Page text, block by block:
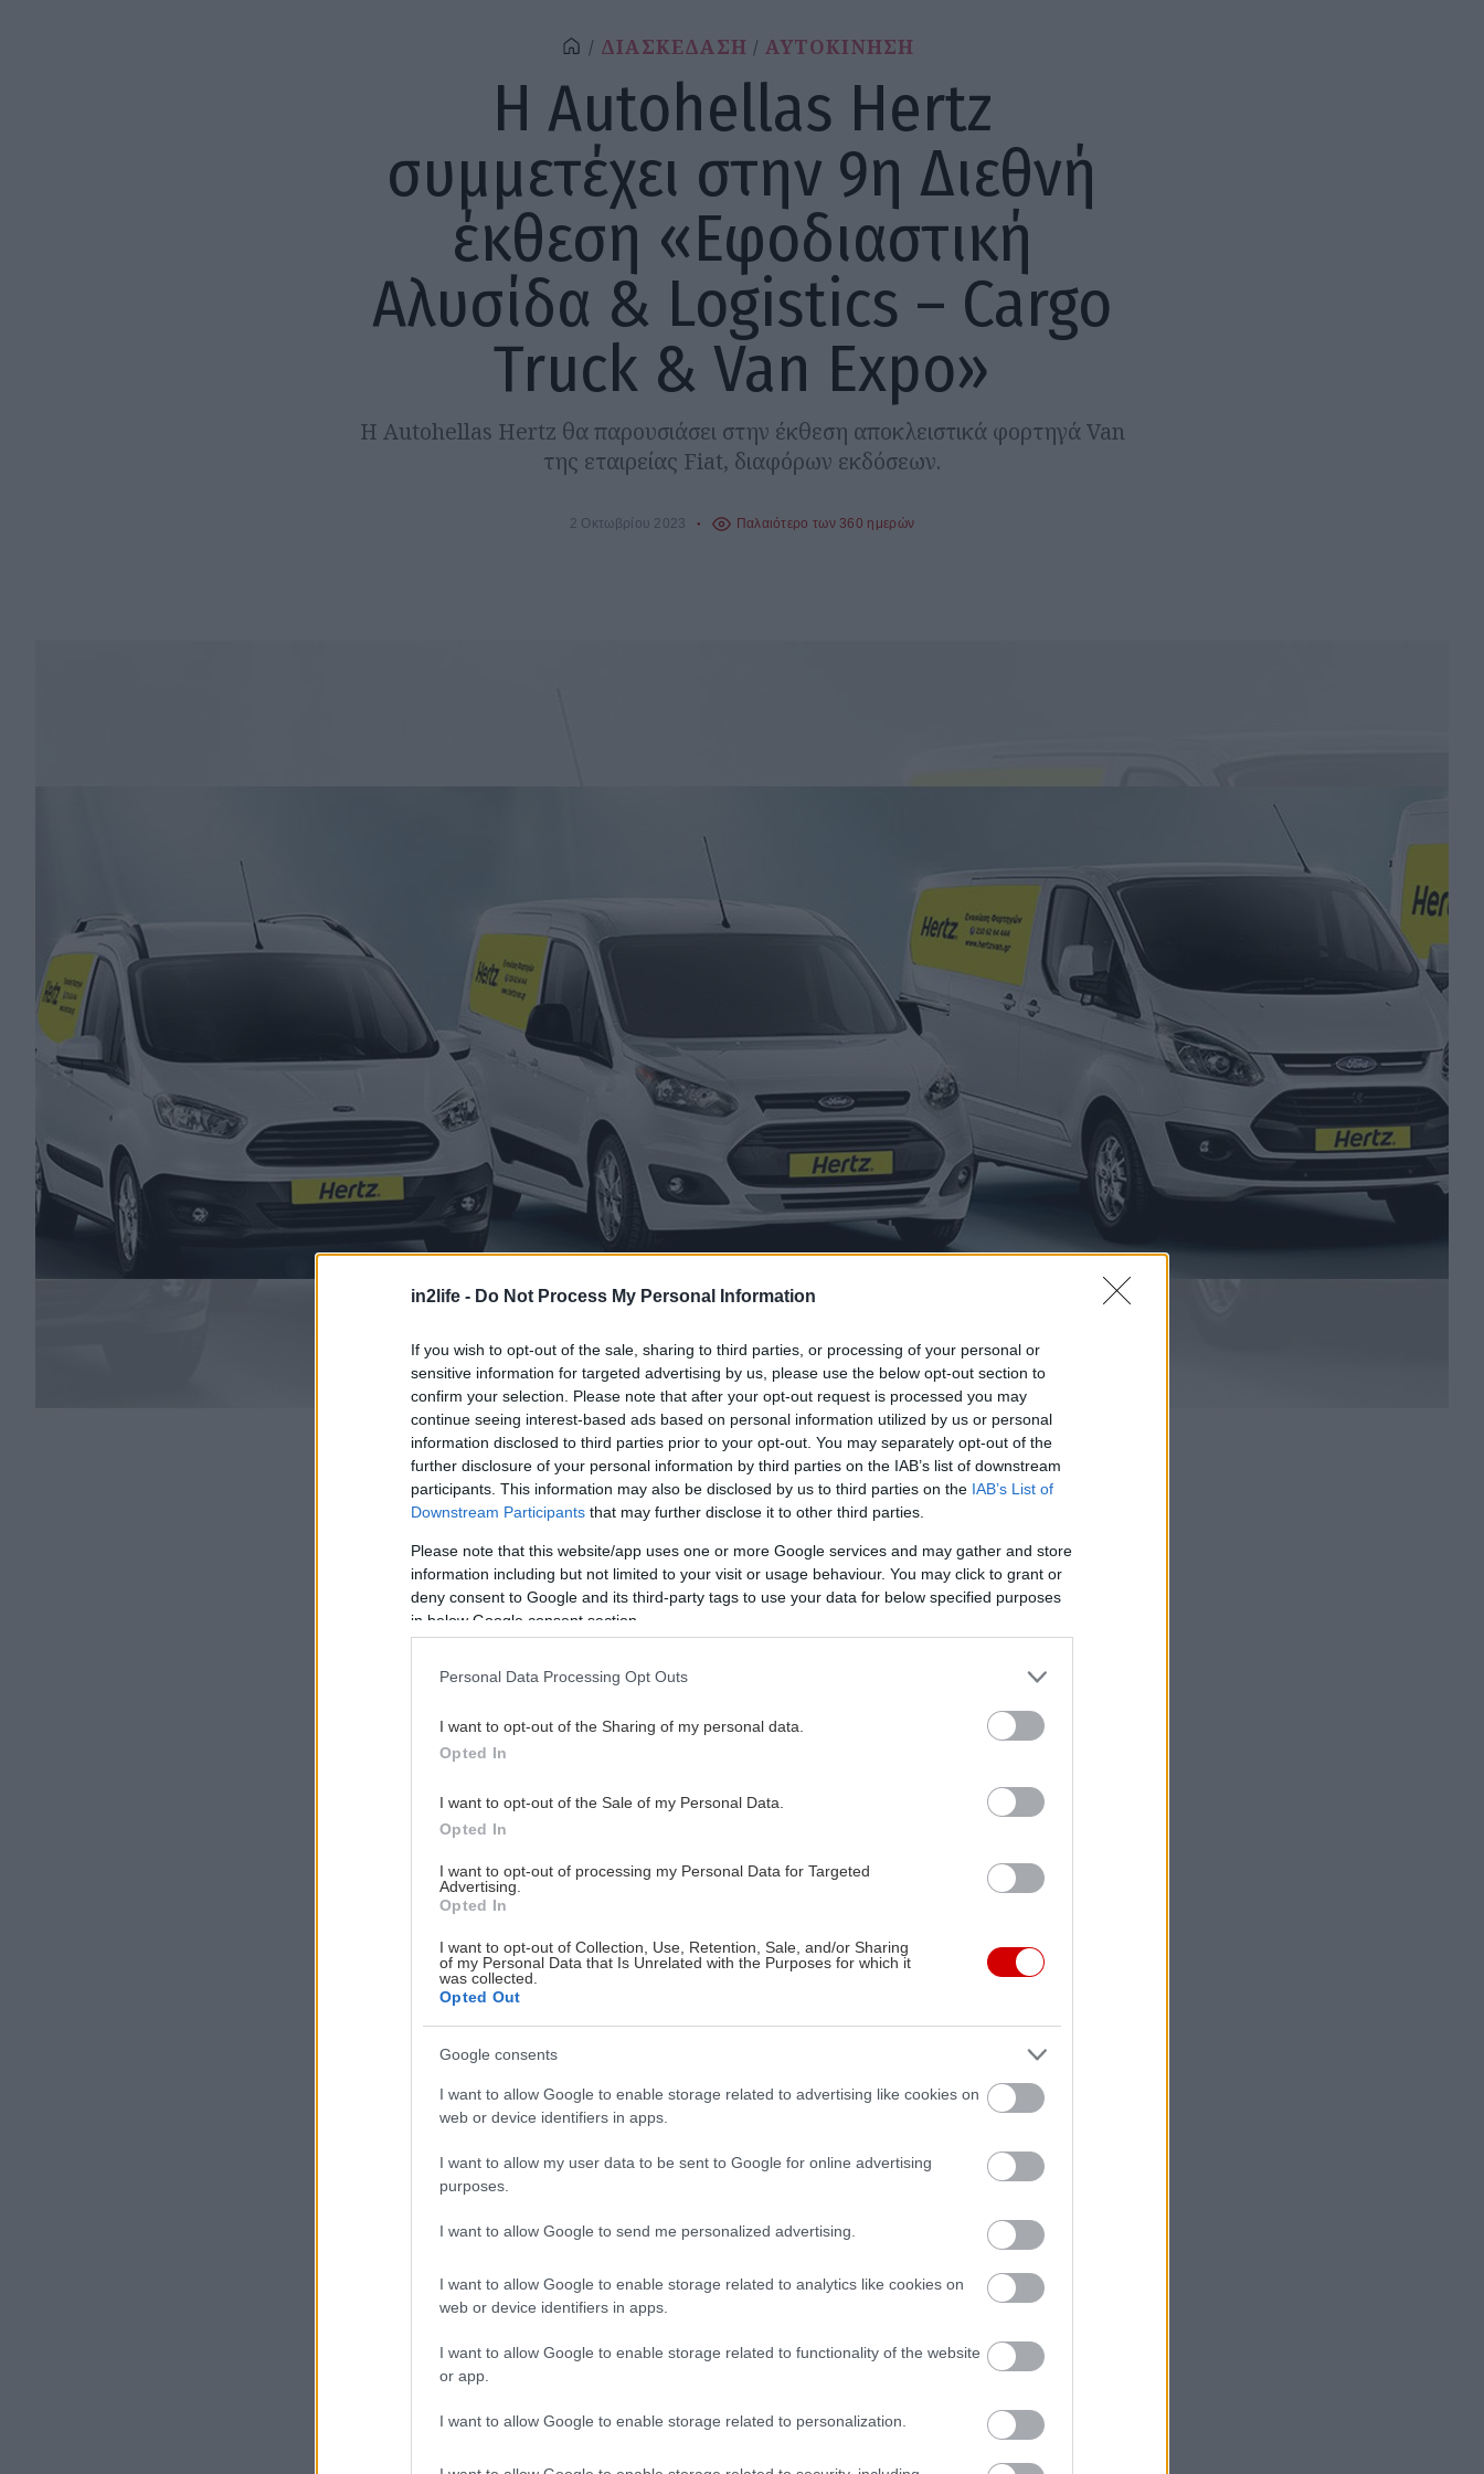
in2life - Do Not Process My Personal Information
If you wish to opt-out of the sale, sharing to third parties, or processing of your personal or
sensitive information for targeted advertising by us, please use the below opt-out section to
confirm your selection. Please note that after your opt-out request is processed you may
continue seeing interest-based ads based on personal information utilized by us or personal
information disclosed to third parties prior to your opt-out. You may separately opt-out of the
further disclosure of your personal information by third parties on the IAB’s list of downstream
participants. This information may also be disclosed by us to third parties on the IAB’s List of
Downstream Participants that may further disclose it to other third parties.
Please note that this website/app uses one or more Google services and may gather and store
information including but not limited to your visit or usage behaviour. You may click to grant or
deny consent to Google and its third-party tags to use your data for below specified purposes
in below Google consent section.
Personal Data Processing Opt Outs
I want to opt-out of the Sharing of my personal data.
Opted In
I want to opt-out of the Sale of my Personal Data.
Opted In
I want to opt-out of processing my Personal Data for Targeted
Advertising.
Opted In
I want to opt-out of Collection, Use, Retention, Sale, and/or Sharing
of my Personal Data that Is Unrelated with the Purposes for which it
was collected.
Opted Out
Google consents
I want to allow Google to enable storage related to advertising like cookies on
web or device identifiers in apps.
I want to allow my user data to be sent to Google for online advertising
purposes.
I want to allow Google to send me personalized advertising.
I want to allow Google to enable storage related to analytics like cookies on
web or device identifiers in apps.
I want to allow Google to enable storage related to functionality of the website
or app.
I want to allow Google to enable storage related to personalization.
ΔΙΑΣΚΕΔΑΣΗ ΑΥΤΟΚΙΝΗΣΗ
H Autohellas Hertz
συμμετέχει στην 9η Διεθνή
έκθεση «Εφοδιαστική
Αλυσίδα & Logistics – Cargo
Truck & Van Expo»
Η Autohellas Hertz θα παρουσιάσει στην έκθεση αποκλειστικά φορτηγά Van
της εταιρείας Fiat, διαφόρων εκδόσεων.
2 Οκτωβρίου 2023 Παλαιότερο των 360 ημερών
Μ
ε ηγετική παρουσία στον τομέα της βραχυχρόνιας και
μακροχρόνιας μίσθωσης επαγγελματικών οχημάτων και
μηχανημάτων έργου, η Autohellas Hertz συμμετέχει ενεργά στην
Έκθεση Cargo, Truck and Van που θα πραγματοποιείται από τις
30 Σεπτεμβρίου έως και τις 2 Οκτωβρίου στο Metropolitan Expo.
Κατά τη διάρκεια της τριήμερης έκθεσης, η Autohellas Hertz θα παρουσιάσει